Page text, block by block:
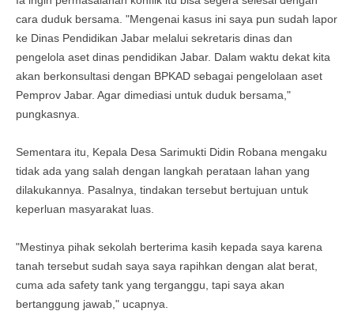
cara duduk bersama. "Mengenai kasus ini saya pun sudah lapor
ke Dinas Pendidikan Jabar melalui sekretaris dinas dan
pengelola aset dinas pendidikan Jabar. Dalam waktu dekat kita
akan berkonsultasi dengan BPKAD sebagai pengelolaan aset
Pemprov Jabar. Agar dimediasi untuk duduk bersama,"
pungkasnya.
Sementara itu, Kepala Desa Sarimukti Didin Robana mengaku
tidak ada yang salah dengan langkah perataan lahan yang
dilakukannya. Pasalnya, tindakan tersebut bertujuan untuk
keperluan masyarakat luas.
"Mestinya pihak sekolah berterima kasih kepada saya karena
tanah tersebut sudah saya saya rapihkan dengan alat berat,
cuma ada safety tank yang terganggu, tapi saya akan
bertanggung jawab," ucapnya.